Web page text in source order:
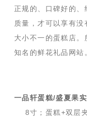
正规的、口碑好的
质量，才可以享有
大小不一的蛋糕店
知名的鲜花礼品网站
一品轩蛋糕/盛夏果实
8寸；蛋糕+双层